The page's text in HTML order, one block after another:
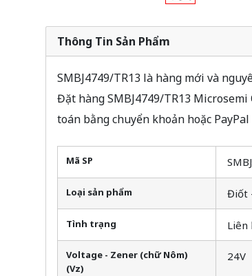
Thông Tin Sản Phẩm
SMBJ4749/TR13 là hàng mới và
Đặt hàng SMBJ4749/TR13
toán bằng chuyển khoản hoặc PayPal
Mã SP
Loại sản phẩm Điốt
Tình trạng Liên
Voltage - Zener (chữ Nôm)
(Vz)
24V